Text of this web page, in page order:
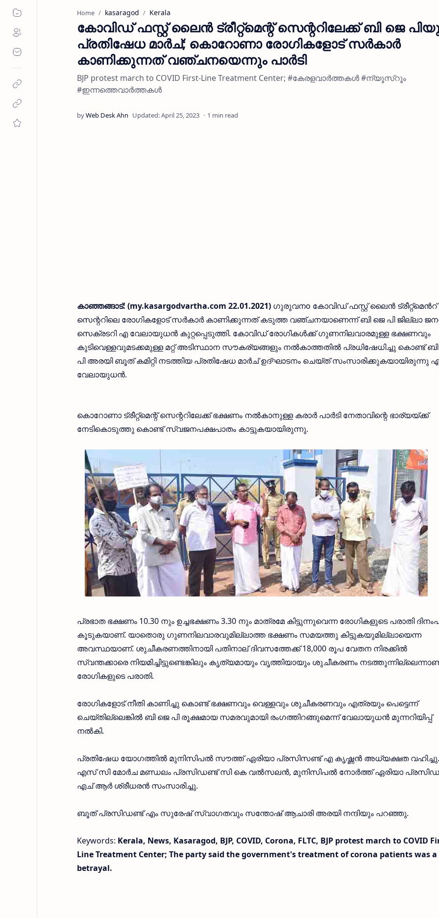
Home kasaragod Kerala
കോവിഡ് ഫസ്റ്റ് ലൈൻ ട്രീറ്റ്മെന്റ് സെന്ററിലേക്ക് ബി ജെ
പ്രതിഷേധ മാർച്; കൊറോണാ രോഗികളോട് സർകാർ
കാണിക്കുന്നത് വഞ്ചനയെന്നും പാർടി
BJP protest march to COVID First-Line Treatment Center; #കേരളവാർത്തകൾ #ന്യൂസ്റൂം
#ഇന്നത്തെവാർത്തകൾ
1 min read
കാഞ്ഞങ്ങാട്: (my.kasargodvartha.com 22.01.2021) ഗുരുവനo കോവിഡ് ഫസ്റ്റ് ലൈൻ ട്രീറ്റ്മെൻറ്
സെന്ററിലെ രോഗികളോട് സർകാർ കാണിക്കുന്നത് കടുത്ത വഞ്ചനയാണെന്ന് ബി ജെ പി ജില്ലാ
സെക്രടറി എ വേലായുധൻ കുറ്റപ്പെടുത്തി. കോവിഡ് രോഗികൾക്ക് ഗുണനിലവാരമുള്ള ഭക്ഷണവും
കുടിവെള്ളവുമടക്കമുള്ള മറ്റ് അടിസ്ഥാന സൗകര്യങ്ങളും നൽകാത്തതിൽ പ്രധിഷേധിച്ചു കൊണ്ട്
പി അരയി ബൂത് കമിറ്റി നടത്തിയ പ്രതിഷേധ മാർച് ഉദ്ഘാടനം ചെയ്ത് സംസാരിക്കുകയായിരുന്നു
വേലായുധൻ.
കൊറോണാ ട്രീറ്റ്മെന്റ് സെന്ററിലേക്ക് ഭക്ഷണം നൽകാനുള്ള കരാർ പാർടി നേതാവിന്റെ ഭാര്യയ്ക്ക്
നേടികൊടുത്തു കൊണ്ട് സ്വജനപക്ഷപാതം കാട്ടുകയായിരുന്നു.
പ്രഭാത ഭക്ഷണം 10.30 നും ഉച്ചഭക്ഷണം 3.30 നും മാത്രമേ കിട്ടുന്നുവെന്ന രോഗികളുടെ പരാതി
കൂടുകയാണ്. യാതൊരു ഗുണനിലവാരവുമില്ലാത്ത ഭക്ഷണം സമയത്തു കിട്ടുകയുമില്ലായെന്ന
അവസ്ഥയാണ്. ശുചീകരണത്തിനായി പതിനാല് ദിവസത്തേക്ക് 18,000 രൂപ വേതന നിരക്കിൽ
സ്വന്തക്കാരെ നിയമിച്ചിട്ടുണ്ടെങ്കിലും കൃത്യമായും വൃത്തിയായും ശുചീകരണം
രോഗികളുടെ പരാതി.
രോഗികളോട് നീതി കാണിച്ചു കൊണ്ട് ഭക്ഷണവും വെള്ളവും ശുചീകരണവും എത്രയും പെട്ടെന്ന്
ചെയ്തില്ലെങ്കിൽ ബി ജെ പി രൂക്ഷമായ സമരവുമായി രംഗത്തിറങ്ങുമെന്ന് വേലായുധൻ മുന്നറിയിപ്പ്
നൽകി.
പ്രതിഷേധ യോഗത്തിൽ മുനിസിപൽ സൗത്ത് ഏരിയാ പ്രസിസണ്ട് എ കൃഷ്ണൻ അധ്യക്ഷത വഹിച്ചു.
എസ് സി മോർച മണ്ഡലം പ്രസിഡണ്ട് സി കെ വൽസലൻ, മുനിസിപൽ നോർത്ത് ഏരിയാ
എച് ആർ ശ്രീധരൻ സംസാരിച്ചു.
ബൂത് പ്രസിഡണ്ട് എം സുരേഷ് സ്വാഗതവും സന്തോഷ് ആചാരി അരയി നന്ദിയും പറഞ്ഞു.
Keywords: Kerala, News, Kasaragod, BJP, COVID, Corona, FLTC, BJP protest march to COVID
Line Treatment Center; The party said the government's treatment of corona patients was a
betrayal.